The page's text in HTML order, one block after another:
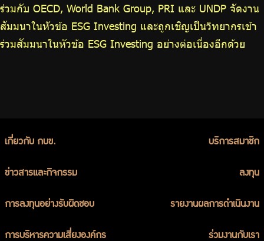
ร่วมกับ OECD, World Bank Group, PRI และ UNDP จัดงาน
สัมมนาในหัวข้อ ESG Investing และถูกเชิญเป็นวิทยากรเข้า
ร่วมสัมมนาในหัวข้อ ESG Investing อย่างต่อเนื่องอีกด้วย
เกี่ยวกับ กบข. บริการสมาชิก
ข่าวสารและกิจกรรม ลงทุน
การลงทุนอย่างรับผิดชอบ รายงานผลการดำเนินงาน
การบริหารความเสี่ยงองค์กร ร่วมงานกับเรา